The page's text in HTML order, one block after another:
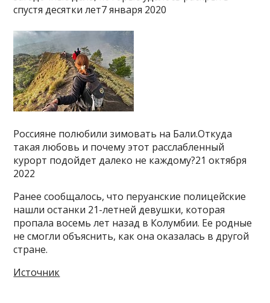
спустя десятки лет7 января 2020
Россияне полюбили зимовать на Бали.Откуда
такая любовь и почему этот расслабленный
курорт подойдет далеко не каждому?21 октября
2022
Ранее сообщалось, что перуанские полицейские
нашли останки 21-летней девушки, которая
пропала восемь лет назад в Колумбии. Ее родные
не смогли объяснить, как она оказалась в другой
стране.
Источник